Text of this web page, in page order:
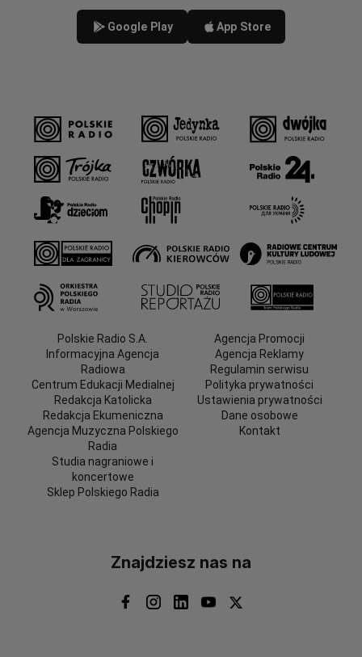
Google Play App Store
Polskie Radio S.A.
Informacyjna Agencja
Radiowa
Centrum Edukacji Medialnej
Redakcja Katolicka
Redakcja Ekumeniczna
Agencja Muzyczna Polskiego
Radia
Studia nagraniowe i
koncertowe
Sklep Polskiego Radia
Agencja Promocji
Agencja Reklamy
Regulamin serwisu
Polityka prywatności
Ustawienia prywatności
Dane osobowe
Kontakt
Znajdziesz nas na